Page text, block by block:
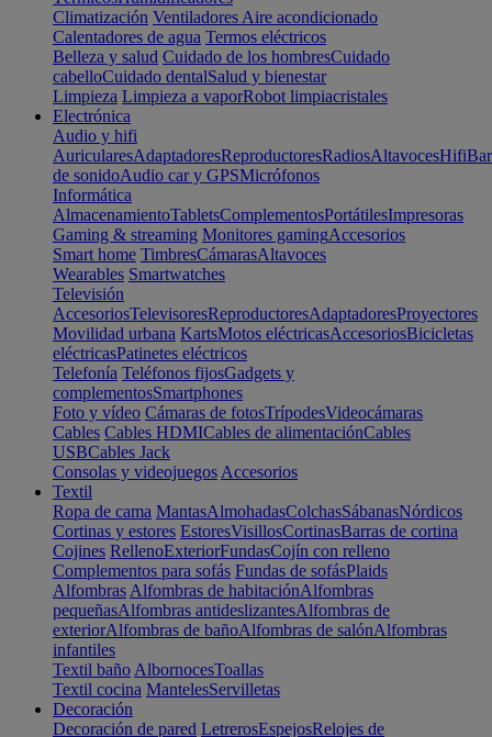
Climatización Ventiladores Aire acondicionado
Calentadores de agua Termos eléctricos
Belleza y salud Cuidado de los hombresCuidado
cabelloCuidado dentalSalud y bienestar
Limpieza Limpieza a vaporRobot limpiacristales
Electrónica
Audio y hifi
AuricularesAdaptadoresReproductoresRadiosAltavocesHifi
de sonidoAudio car y GPSMicrófonos
Informática
AlmacenamientoTabletsComplementosPortátilesImpresoras
Gaming & streaming Monitores gamingAccesorios
Smart home TimbresCámarasAltavoces
Wearables Smartwatches
Televisión
AccesoriosTelevisoresReproductoresAdaptadoresProyectores
Movilidad urbana KartsMotos eléctricasAccesoriosBicicletas
eléctricasPatinetes eléctricos
Telefonía Teléfonos fijosGadgets y
complementosSmartphones
Foto y vídeo Cámaras de fotosTrípodesVideocámaras
Cables Cables HDMICables de alimentaciónCables
USBCables Jack
Consolas y videojuegos Accesorios
Textil
Ropa de cama MantasAlmohadasColchasSábanasNórdicos
Cortinas y estores EstoresVisillosCortinasBarras de cortina
Cojines RellenoExteriorFundasCojín con relleno
Complementos para sofás Fundas de sofásPlaids
Alfombras Alfombras de habitaciónAlfombras
pequeñasAlfombras antideslizantesAlfombras de
exteriorAlfombras de bañoAlfombras de salónAlfombras
infantiles
Textil baño AlbornocesToallas
Textil cocina MantelesServilletas
Decoración
Decoración de pared LetrerosEspejosRelojes de